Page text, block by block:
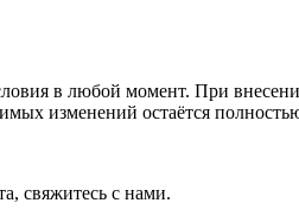
в любой момент. При
изменений остаётся
свяжитесь с нами.